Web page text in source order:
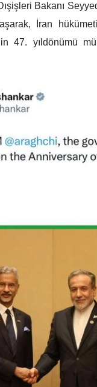
Bakanı
İran
47. yıldönümü